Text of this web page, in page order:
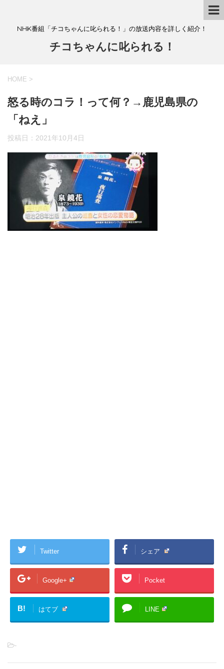
NHK番組「チコちゃんに叱られる！」の放送内容を詳しく紹介！
チコちゃんに叱られる！
HOME >
怒る時のコラ！って何？→鹿児島県の
「ねえ」
投稿日： 2021年10月4日
Twitter シェア
Google+ Pocket
B! はてブ LINE
-